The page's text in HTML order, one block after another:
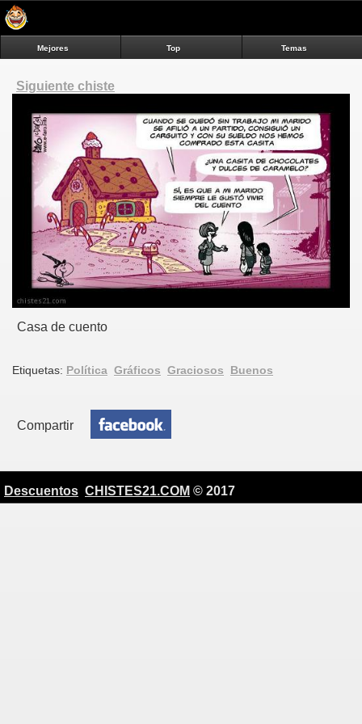
Mejores Top Temas
Siguiente chiste
Casa de cuento
Etiquetas: Política Gráficos Graciosos Buenos
Compartir
Descuentos CHISTES21.COM © 2017